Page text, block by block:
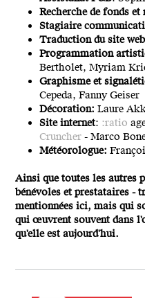
Recherche de fonds
Stagiaire
Traduction du site
Programmation
Bertholet, Myriam
Graphisme et
Cepeda, Fanny Geiser
Décoration: Laure
Site internet: :ratio
Cruncher - Marco
Météorologue:
Ainsi que toutes les autres
bénévoles et prestataires -
mentionnées ici, mais qui
qui œuvrent souvent dans
qu'elle est aujourd'hui.